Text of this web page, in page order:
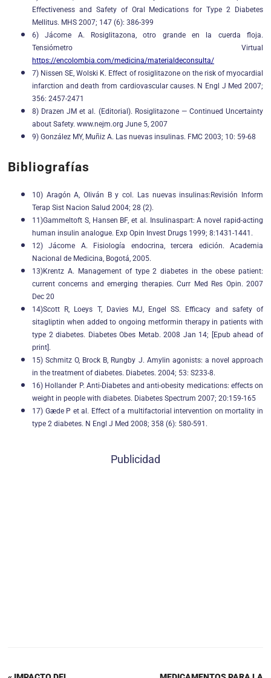
Effectiveness and Safety of Oral Medications for Type 2 Diabetes
Mellitus. MHS 2007; 147 (6): 386-399
6) Jácome A. Rosiglitazona, otro grande en la cuerda floja.
Tensiómetro Virtual
https://encolombia.com/medicina/materialdeconsulta/
7) Nissen SE, Wolski K. Effect of rosiglitazone on the risk of myocardial
infarction and death from cardiovascular causes. N Engl J Med 2007;
356: 2457-2471
8) Drazen JM et al. (Editorial). Rosiglitazone — Continued Uncertainty
about Safety. www.nejm.org June 5, 2007
9) González MY, Muñiz A. Las nuevas insulinas. FMC 2003; 10: 59-68
Bibliografías
10) Aragón A, Oliván B y col. Las nuevas insulinas:Revisión Inform
Terap Sist Nacion Salud 2004; 28 (2).
11)Gammeltoft S, Hansen BF, et al. Insulinaspart: A novel rapid-acting
human insulin analogue. Exp Opin Invest Drugs 1999; 8:1431-1441.
12) Jácome A. Fisiología endocrina, tercera edición. Academia
Nacional de Medicina, Bogotá, 2005.
13)Krentz A. Management of type 2 diabetes in the obese patient:
current concerns and emerging therapies. Curr Med Res Opin. 2007
Dec 20
14)Scott R, Loeys T, Davies MJ, Engel SS. Efficacy and safety of
sitagliptin when added to ongoing metformin therapy in patients with
type 2 diabetes. Diabetes Obes Metab. 2008 Jan 14; [Epub ahead of
print].
15) Schmitz O, Brock B, Rungby J. Amylin agonists: a novel approach
in the treatment of diabetes. Diabetes. 2004; 53: S233-8.
16) Hollander P. Anti-Diabetes and anti-obesity medications: effects on
weight in people with diabetes. Diabetes Spectrum 2007; 20:159-165
17) Gæde P et al. Effect of a multifactorial intervention on mortality in
type 2 diabetes. N Engl J Med 2008; 358 (6): 580-591.
Publicidad